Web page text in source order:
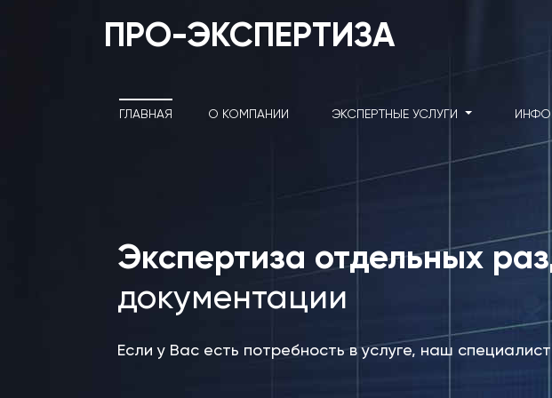
ПРО-ЭКСПЕРТИЗА
ГЛАВНАЯ О КОМПАНИИ ЭКСПЕРТНЫЕ УСЛУГИ
Экспертиза отдельных
документации
Если у Вас есть потребность в услуге, наш